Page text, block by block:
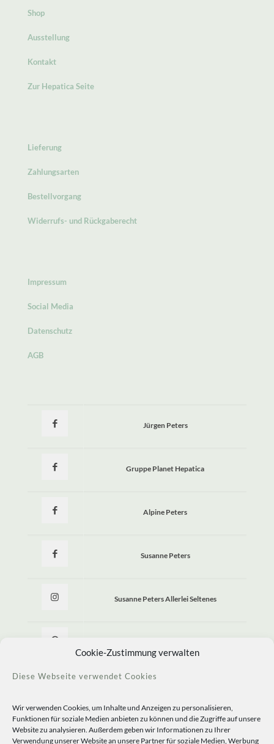
Cookie-Zustimmung verwalten
Diese Webseite verwendet Cookies
Wir verwenden Cookies, um Inhalte und Anzeigen zu personalisieren,
Funktionen für soziale Medien anbieten zu können und die Zugriffe auf unsere
Website zu analysieren. Außerdem geben wir Informationen zu Ihrer
Verwendung unserer Website an unsere Partner für soziale Medien, Werbung
Shop
Ausstellung
Kontakt
Zur Hepatica Seite
Lieferung
Zahlungsarten
Bestellvorgang
Widerrufs- und Rückgaberecht
Impressum
Social Media
Datenschutz
AGB
Jürgen Peters
Gruppe Planet Hepatica
Alpine Peters
Susanne Peters
Susanne Peters Allerlei Seltenes